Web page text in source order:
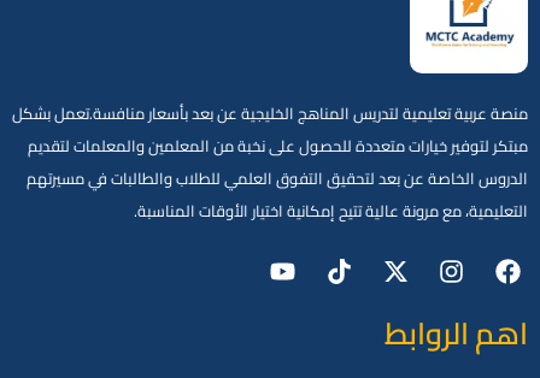
منصة عربية تعليمية لتدريس المناهج الخليجية عن بعد بأسعار منافسة.تعمل بشكل
مبتكر لتوفير خيارات متعددة للحصول على نخبة من المعلمين والمعلمات لتقديم
الدروس الخاصة عن بعد لتحقيق التفوق العلمي للطلاب والطالبات في مسيرتهم
التعليمية، مع مرونة عالية تتيح إمكانية اختيار الأوقات المناسبة.
اهم الروابط